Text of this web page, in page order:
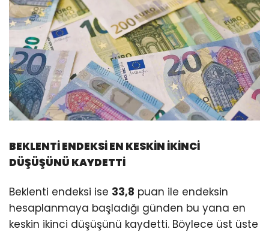
BEKLENTİ ENDEKSİ EN KESKİN İKİNCİ
DÜŞÜŞÜNÜ KAYDETTİ
Beklenti endeksi ise 33,8 puan ile endeksin
hesaplanmaya başladığı günden bu yana en
keskin ikinci düşüşünü kaydetti. Böylece üst üste